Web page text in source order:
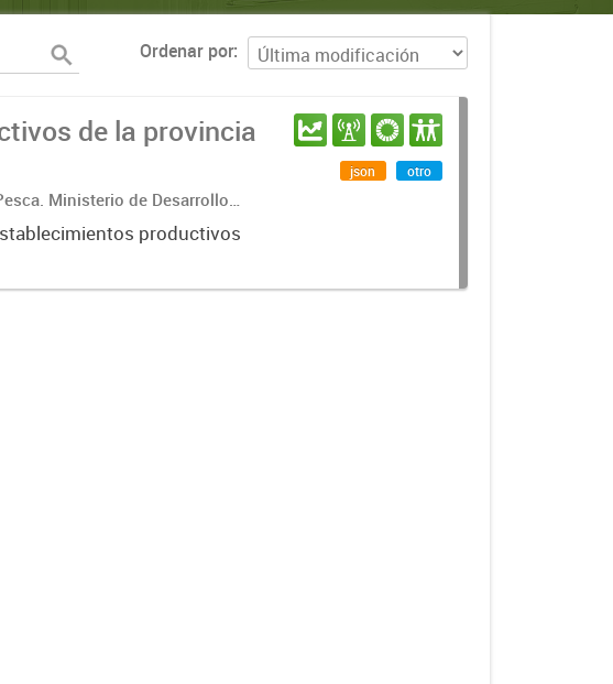
Ordenar por
de la provincia
Ministerio de Desarrollo
productivos
json otro